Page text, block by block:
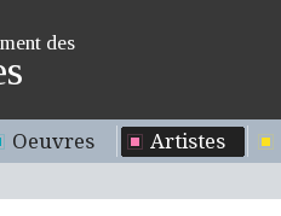
des
Oeuvres Artistes